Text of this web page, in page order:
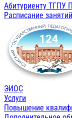
Абитуриенту ТГПУ
Расписание занятий
ЭИОС
Услуги
Повышение